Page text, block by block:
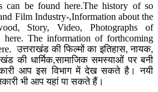
can be found here.The history of so
Film Industry-,Information about the
Story, Video, Photographs of
The information of forthcoming
उत्तराखंड की फिल्मों का इतिहास, नायक,
की धार्मिक,सामाजिक समस्याओं पर बनी
आप इस विभाग में देख सकते है। नयी
भी आप यहां पा सकते हैं।